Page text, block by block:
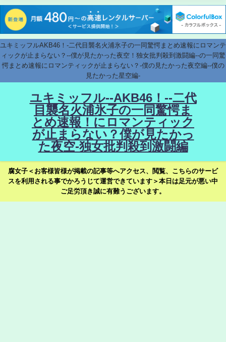
ユキミッフルAKB46！-二代目襲名火浦氷子の一同驚愕まとめ速報にロマンテ
ィックが止まらない？--僕が見たかった夜空！独女批判殺到激闘編--の一同驚
愕まとめ速報にロマンティックが止まらない？-僕の見たかった夜空編--僕の
見たかった星空編-
ユキミッフル--AKB46！--二代
目襲名火浦氷子の一同驚愕ま
とめ速報！にロマンティック
が止まらない？僕が見たかっ
た夜空-独女批判殺到激闘編
腐女子＜お客様皆様が掲載の記事等へアクセス、閲覧、こちらのサービ
スを利用される事でかろうじて運営できています＞本日は足元が悪い中
ご足労頂き誠に有難うございます。